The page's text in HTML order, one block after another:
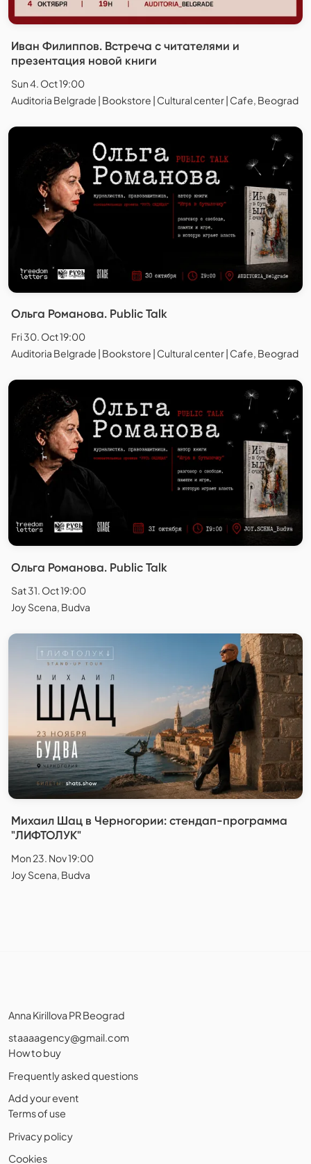
Иван Филиппов. Встреча с читателями и
презентация новой книги
Sun 4. Oct 19:00
Auditoria Belgrade | Bookstore | Cultural center | Cafe, Beograd
Ольга Романова. Public Talk
Fri 30. Oct 19:00
Auditoria Belgrade | Bookstore | Cultural center | Cafe, Beograd
Ольга Романова. Public Talk
Sat 31. Oct 19:00
Joy Scena, Budva
Михаил Шац в Черногории: стендап-программа
"ЛИФТОЛУК"
Mon 23. Nov 19:00
Joy Scena, Budva
Anna Kirillova PR Beograd
staaaagency@gmail.com
How to buy
Frequently asked questions
Add your event
Terms of use
Privacy policy
Cookies